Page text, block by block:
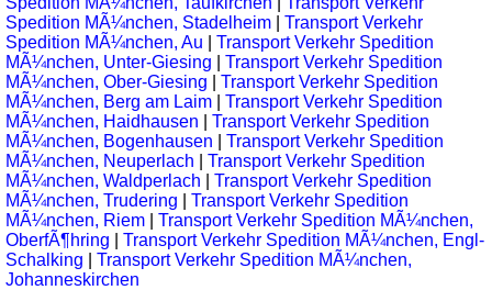
Spedition MÃ¼nchen, Stadelheim
Transport Verkehr
Spedition MÃ¼nchen, Au
Transport Verkehr Spedition
MÃ¼nchen, Unter-Giesing
Transport Verkehr Spedition
MÃ¼nchen, Ober-Giesing
Transport Verkehr Spedition
MÃ¼nchen, Berg am Laim
Transport Verkehr Spedition
MÃ¼nchen, Haidhausen
Transport Verkehr Spedition
MÃ¼nchen, Bogenhausen
Transport Verkehr Spedition
MÃ¼nchen, Neuperlach
Transport Verkehr Spedition
MÃ¼nchen, Waldperlach
Transport Verkehr Spedition
MÃ¼nchen, Trudering
Transport Verkehr Spedition
MÃ¼nchen, Riem
Transport Verkehr Spedition MÃ¼nchen,
OberfÃ¶hring
Transport Verkehr Spedition MÃ¼nchen, Engl-
Schalking
Transport Verkehr Spedition MÃ¼nchen,
Johanneskirchen